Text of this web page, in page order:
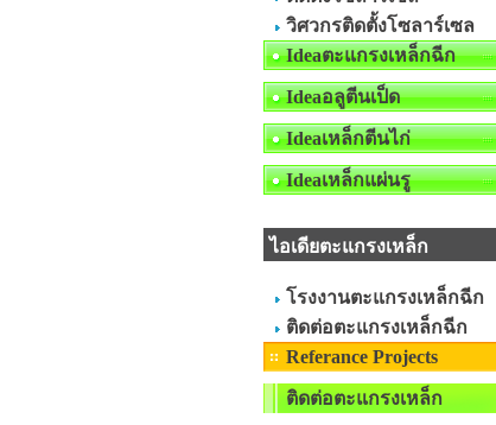
วิศวกรติดตั้งโซลาร์เซล
Ideaตะแกรงเหล็กฉีก
Ideaอลูตีนเป็ด
Ideaเหล็กตีนไก่
Ideaเหล็กแผ่นรู
ไอเดียตะแกรงเหล็ก
โรงงานตะแกรงเหล็กฉีก
ติดต่อตะแกรงเหล็กฉีก
Referance Projects
ติดต่อตะแกรงเหล็ก